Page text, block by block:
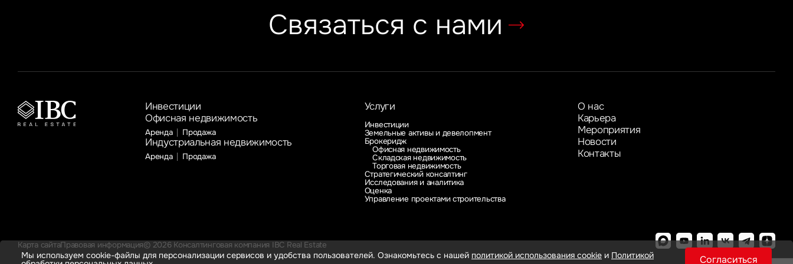
Связаться с нами
Инвестиции
Офисная недвижимость
Аренда Продажа
Индустриальная недвижимость
Аренда Продажа
Услуги
Инвестиции
Земельные активы и девелопмент
Брокеридж
Офисная недвижимость
Складская недвижимость
Торговая недвижимость
Стратегический консалтинг
Исследования и аналитика
Оценка
Управление проектами строительства
О нас
Карьера
Мероприятия
Новости
Контакты
Карта сайтаПравовая информация© 2026 Консалтинговая компания IBC Real Estate
Мы используем cookie-файлы для персонализации сервисов и удобства пользователей. Ознакомьтесь с нашей политикой использования cookie и Политикой Согласиться